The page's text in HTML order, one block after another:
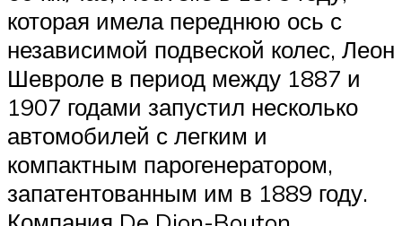
которая имела переднюю ось с
независимой подвеской колес, Леон
Шевроле в период между 1887 и
1907 годами запустил несколько
автомобилей с легким и
компактным парогенератором,
запатентованным им в 1889 году.